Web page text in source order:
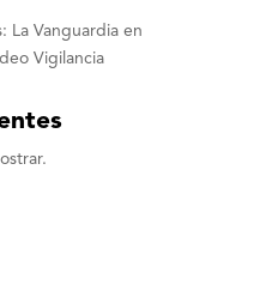
La Vanguardia en
Vigilancia